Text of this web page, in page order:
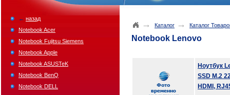
→ Каталог → Каталог
Notebook Lenovo
Ноутбук
SSD M.2
HDMI,
← назад
Notebook Acer
Notebook Fujitsu Siemens
Notebook Apple
Notebook ASUSTeK
Notebook BenQ
Notebook DELL